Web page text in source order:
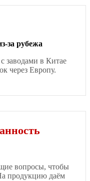
за рубежа
заводами в Китае
через Европу.
вопросы, чтобы
продукцию даём